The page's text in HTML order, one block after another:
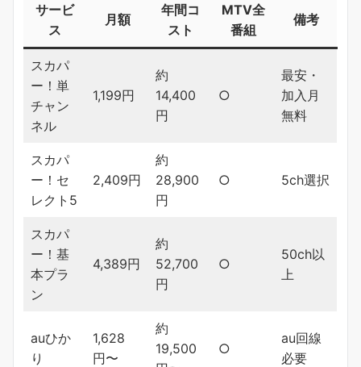
サービ
ス
月額
年間コ
スト
MTV全
番組
備考
スカパ
ー！単
チャン
ネル
1,199円
約
14,400
円
○
最安・
加入月
無料
スカパ
ー！セ
レクト5
2,409円
約
28,900
円
○ 5ch選択
スカパ
ー！基
本プラ
ン
4,389円
約
52,700
円
○
50ch以
上
auひか
り
1,628
円〜
約
19,500
○
au回線
必要